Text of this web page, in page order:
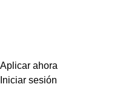
Aplicar ahora
Iniciar sesión